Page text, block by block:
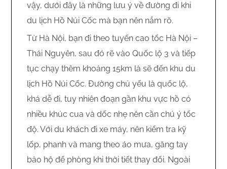
vậy, dưới đây là những lưu ý về đường đi khi
du lịch Hồ Núi Cốc mà bạn nên nắm rõ.
Từ Hà Nội, bạn đi theo tuyến cao tốc Hà Nội –
Thái Nguyên, sau đó rẽ vào Quốc lộ 3 và tiếp
tục chạy thêm khoảng 15km là sẽ đến khu du
lịch Hồ Núi Cốc. Đường chủ yếu là quốc lộ,
khá dễ đi, tuy nhiên đoạn gần khu vực hồ có
nhiều khúc cua và dốc nhẹ nên cần chú ý tốc
độ. Với du khách đi xe máy, nên kiểm tra kỹ
lốp, phanh và mang theo áo mưa, găng tay
bảo hộ để phòng khi thời tiết thay đổi. Ngoài